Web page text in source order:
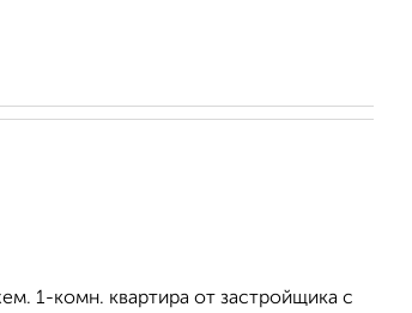
1-комн. квартира от застройщика с